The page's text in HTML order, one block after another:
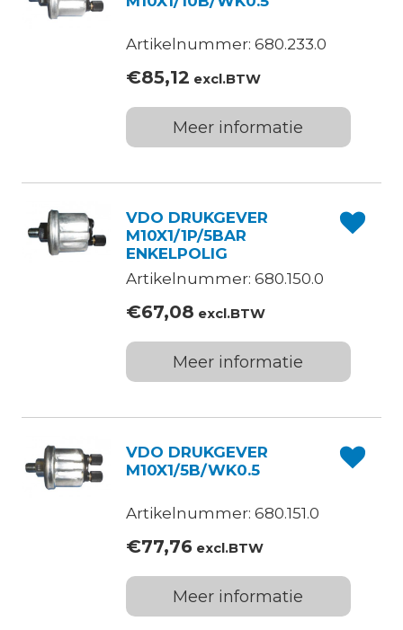
Artikelnummer: 680.233.0
€85,12 excl.BTW
Meer informatie
VDO DRUKGEVER
M10X1/1P/5BAR
ENKELPOLIG
Artikelnummer: 680.150.0
€67,08 excl.BTW
Meer informatie
VDO DRUKGEVER
M10X1/5B/WK0.5
Artikelnummer: 680.151.0
€77,76excl.BTW
Meer informatie